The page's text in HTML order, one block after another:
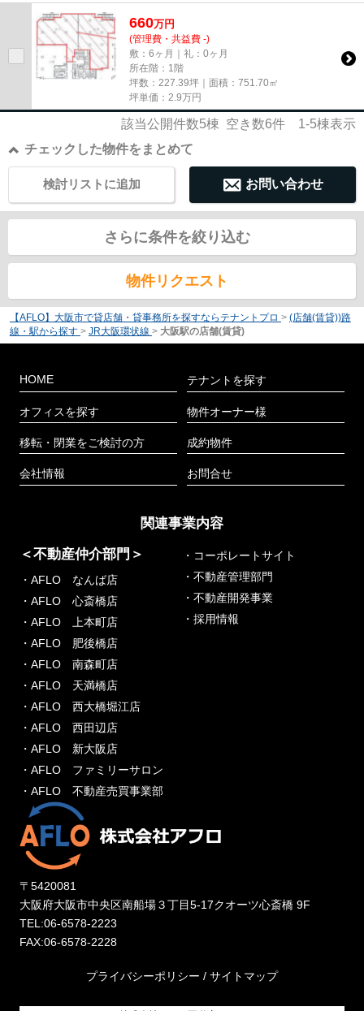
尚、弊社ではおとり広告は一切...
660万円
(管理費・共益費 -)
敷：6ヶ月｜礼：0ヶ月
所在階：1階
坪数：227.39坪｜面積：751.70㎡
坪単価： 2.9万円
該当公開件数5棟 空き数6件 1-5棟表示
チェックした物件をまとめて
お問い合わせ
検討リストに追加
さらに条件を絞り込む
物件リクエスト
【AFLO】大阪市で貸店舗・貸事務所を探すならテナントプロ > (店舗(賃貸))路
線・駅から探す > JR大阪環状線 > 大阪駅の店舗(賃貸)
HOME
オフィスを探す
移転・閉業をご検討の方
会社情報
テナントを探す
物件オーナー様
成約物件
お問合せ
関連事業内容
＜不動産仲介部門＞
・AFLO なんば店
・AFLO 心斎橋店
・AFLO 上本町店
・AFLO 肥後橋店
・AFLO 南森町店
・AFLO 天満橋店
・AFLO 西大橋堀江店
・AFLO 西田辺店
・AFLO 新大阪店
・AFLO ファミリーサロン
・AFLO 不動産売買事業部
・コーポレートサイト
・不動産管理部門
・不動産開発事業
・採用情報
〒5420081
大阪府大阪市中央区南船場３丁目5-17クオーツ心斎橋 9F
TEL:06-6578-2223
FAX:06-6578-2228
プライバシーポリシー / サイトマップ